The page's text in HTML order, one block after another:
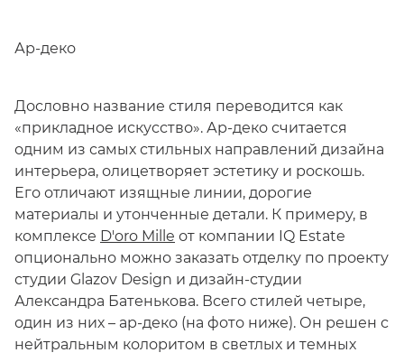
Ар-деко
Дословно название стиля переводится как
«прикладное искусство». Ар-деко считается
одним из самых стильных направлений дизайна
интерьера, олицетворяет эстетику и роскошь.
Его отличают изящные линии, дорогие
материалы и утонченные детали. К примеру, в
комплексе D'oro Mille от компании IQ Estate
опционально можно заказать отделку по проекту
студии Glazov Design и дизайн-студии
Александра Батенькова. Всего стилей четыре,
один из них – ар-деко (на фото ниже). Он решен с
нейтральным колоритом в светлых и темных